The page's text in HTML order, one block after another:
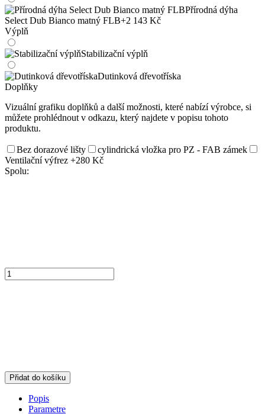
Přírodná dýha
Select Dub Bianco matný FLB+2 143 Kč
Výplň
Stabilizační výplň
Dutinková dřevotříska
Doplňky
Vizuální grafiku doplňků a další možnosti, které nabízí výrobce, si
můžete prohlédnout v odkazu, který najdete v popisu tohoto
produktu.
Bez dorazové lišty
cylindrická vložka pro PZ - FAB zámek
Ventilační výfrez +280 Kč
Spolu:
Přidat do košíku
Popis
Parametre